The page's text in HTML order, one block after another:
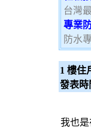
台灣
專業
防水
1 樓住
發表時
我也